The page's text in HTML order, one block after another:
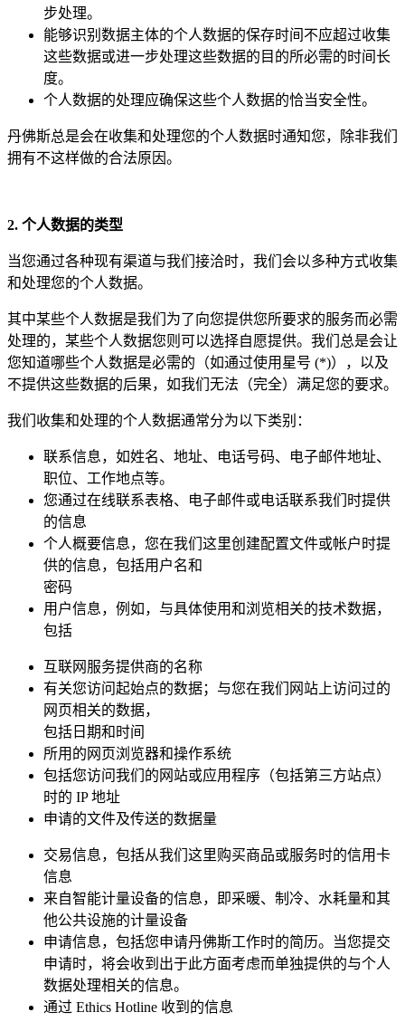
步处理。
能够识别数据主体的个人数据的保存时间不应超过收集
这些数据或进一步处理这些数据的目的所必需的时间长
度。
个人数据的处理应确保这些个人数据的恰当安全性。
丹佛斯总是会在收集和处理您的个人数据时通知您，除非我们
拥有不这样做的合法原因。
2. 个人数据的类型
当您通过各种现有渠道与我们接洽时，我们会以多种方式收集
和处理您的个人数据。
其中某些个人数据是我们为了向您提供您所要求的服务而必需
处理的，某些个人数据您则可以选择自愿提供。我们总是会让
您知道哪些个人数据是必需的（如通过使用星号 (*)），以及
不提供这些数据的后果，如我们无法（完全）满足您的要求。
我们收集和处理的个人数据通常分为以下类别：
联系信息，如姓名、地址、电话号码、电子邮件地址、
职位、工作地点等。
您通过在线联系表格、电子邮件或电话联系我们时提供
的信息
个人概要信息，您在我们这里创建配置文件或帐户时提
供的信息，包括用户名和
密码
用户信息，例如，与具体使用和浏览相关的技术数据，
包括
互联网服务提供商的名称
有关您访问起始点的数据；与您在我们网站上访问过的
网页相关的数据，
包括日期和时间
所用的网页浏览器和操作系统
包括您访问我们的网站或应用程序（包括第三方站点）
时的 IP 地址
申请的文件及传送的数据量
交易信息，包括从我们这里购买商品或服务时的信用卡
信息
来自智能计量设备的信息，即采暖、制冷、水耗量和其
他公共设施的计量设备
申请信息，包括您申请丹佛斯工作时的简历。当您提交
申请时，将会收到出于此方面考虑而单独提供的与个人
数据处理相关的信息。
通过 Ethics Hotline 收到的信息